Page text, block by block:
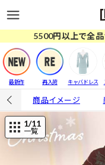
5500円以上で全
最新作 再入荷 キャバドレス
商品イメージ
1/11
一覧